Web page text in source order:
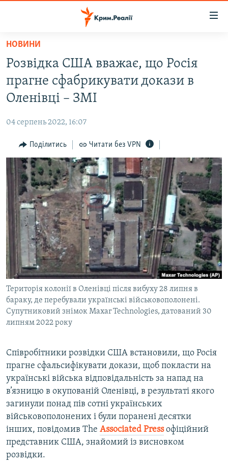
Перейти
основного
матеріалу
Перейти
до
основної
навігації
Перейти
до
пошуку
ВОДА.КРИМ
ВІДЕО ТА ФОТО
БЛОГИ
ПОГЛЯД
ІНТЕРВ'Ю
ВСЕ ЗА ДЕНЬ
СПЕЦПРОЕКТИ
ДЕПОРТАЦІЯ
ВІДЕОУРОКИ «ELIFBE»
СВІДЧЕННЯ ОКУПАЦІЇ
УКРАЇНСЬКА ПРОБЛЕМА КРИМУ
ІНФОГРАФІКА
ЯК ОБІЙТИ БЛОКУВАННЯ
Русский
Qırımtatar
ДОЛУЧАЙСЯ!
НОВИНИ
Розвідка США вважає, що Росія
прагне сфабрикувати докази в
Оленівці – ЗМІ
04 серпень 2022, 16:07
Поділитись Читати без VPN
Територія колонії в Оленівці після вибуху 28 липня в
бараку, де перебували українські військовополонені.
Супутниковий знімок Maxar Technologies, датований 30
липням 2022 року
Співробітники розвідки США встановили, що Росія
прагне сфальсифікувати докази, щоб покласти на
українські війська відповідальність за напад на
в’язницю в окупованій Оленівці, в результаті якого
загинули понад пів сотні українських
військовополонених і були поранені десятки
інших, повідомив The Associated Pressофіційний
представник США, знайомий із висновком
розвідки.